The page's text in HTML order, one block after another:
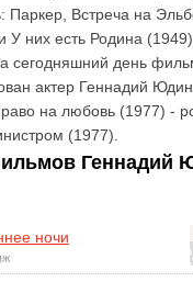
Паркер, Встреча на
У них есть Родина
сегодняшний день
актер Геннадий
на любовь (1977) -
(1977).
Геннадий
ночи